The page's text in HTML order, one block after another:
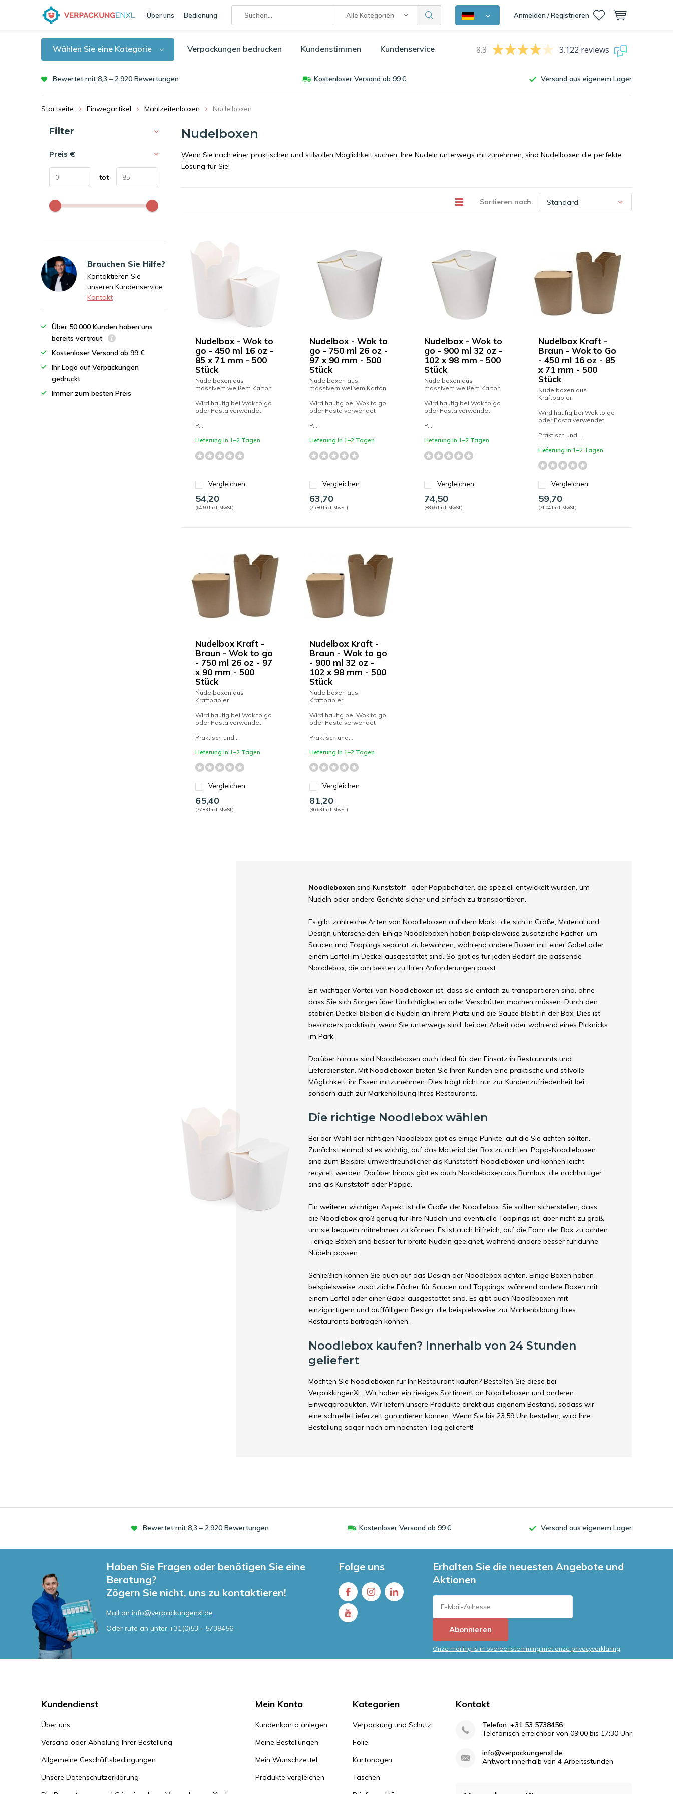
Über uns Bedienung Alle Kategorien Anmelden / Registrieren
Wählen Sie eine Kategorie Verpackungen bedrucken Kundenstimmen Kundenservice 8.3 3.122 reviews
Bewertet mit 8,3 – 2.920 Bewertungen Kostenloser Versand ab 99 € Versand aus eigenem Lager
Startseite Einwegartikel Mahlzeitenboxen Nudelboxen
Nudelboxen
Wenn Sie nach einer praktischen und stilvollen Möglichkeit suchen, Ihre Nudeln unterwegs mitzunehmen, sind Nudelboxen die perfekte
Lösung für Sie!
Sortieren nach:
Nudelbox - Wok to
go - 450 ml 16 oz -
85 x 71 mm - 500
Stück
Nudelboxen aus
massivem weißem Karton
Wird häufig bei Wok to go
oder Pasta verwendet
P...
Lieferung in 1–2 Tagen
Vergleichen
54,20
(64,50 Inkl. MwSt.)
Nudelbox - Wok to
go - 750 ml 26 oz -
97 x 90 mm - 500
Stück
Nudelboxen aus
massivem weißem Karton
Wird häufig bei Wok to go
oder Pasta verwendet
P...
Lieferung in 1–2 Tagen
Vergleichen
63,70
(75,80 Inkl. MwSt.)
Nudelbox - Wok to
go - 900 ml 32 oz -
102 x 98 mm - 500
Stück
Nudelboxen aus
massivem weißem Karton
Wird häufig bei Wok to go
oder Pasta verwendet
P...
Lieferung in 1–2 Tagen
Vergleichen
74,50
(88,66 Inkl. MwSt.)
Nudelbox Kraft -
Braun - Wok to Go
- 450 ml 16 oz - 85
x 71 mm - 500
Stück
Nudelboxen aus
Kraftpapier
Wird häufig bei Wok to go
oder Pasta verwendet
Praktisch und...
Lieferung in 1–2 Tagen
Vergleichen
59,70
(71,04 Inkl. MwSt.)
Nudelbox Kraft -
Braun - Wok to go
- 750 ml 26 oz - 97
x 90 mm - 500
Stück
Nudelboxen aus
Kraftpapier
Wird häufig bei Wok to go
oder Pasta verwendet
Praktisch und...
Lieferung in 1–2 Tagen
Vergleichen
65,40
(77,83 Inkl. MwSt.)
Nudelbox Kraft -
Braun - Wok to go
- 900 ml 32 oz -
102 x 98 mm - 500
Stück
Nudelboxen aus
Kraftpapier
Wird häufig bei Wok to go
oder Pasta verwendet
Praktisch und...
Lieferung in 1–2 Tagen
Vergleichen
81,20
(96,63 Inkl. MwSt.)
Noodleboxen sind Kunststoff- oder Pappbehälter, die speziell entwickelt wurden, um
Nudeln oder andere Gerichte sicher und einfach zu transportieren.
Es gibt zahlreiche Arten von Noodleboxen auf dem Markt, die sich in Größe, Material und
Design unterscheiden. Einige Noodleboxen haben beispielsweise zusätzliche Fächer, um
Saucen und Toppings separat zu bewahren, während andere Boxen mit einer Gabel oder
einem Löffel im Deckel ausgestattet sind. So gibt es für jeden Bedarf die passende
Noodlebox, die am besten zu Ihren Anforderungen passt.
Ein wichtiger Vorteil von Noodleboxen ist, dass sie einfach zu transportieren sind, ohne
dass Sie sich Sorgen über Undichtigkeiten oder Verschütten machen müssen. Durch den
stabilen Deckel bleiben die Nudeln an ihrem Platz und die Sauce bleibt in der Box. Dies ist
besonders praktisch, wenn Sie unterwegs sind, bei der Arbeit oder während eines Picknicks
im Park.
Darüber hinaus sind Noodleboxen auch ideal für den Einsatz in Restaurants und
Lieferdiensten. Mit Noodleboxen bieten Sie Ihren Kunden eine praktische und stilvolle
Möglichkeit, ihr Essen mitzunehmen. Dies trägt nicht nur zur Kundenzufriedenheit bei,
sondern auch zur Markenbildung Ihres Restaurants.
Die richtige Noodlebox wählen
Bei der Wahl der richtigen Noodlebox gibt es einige Punkte, auf die Sie achten sollten.
Zunächst einmal ist es wichtig, auf das Material der Box zu achten. Papp-Noodleboxen
sind zum Beispiel umweltfreundlicher als Kunststoff-Noodleboxen und können leicht
recycelt werden. Darüber hinaus gibt es auch Noodleboxen aus Bambus, die nachhaltiger
sind als Kunststoff oder Pappe.
Ein weiterer wichtiger Aspekt ist die Größe der Noodlebox. Sie sollten sicherstellen, dass
die Noodlebox groß genug für Ihre Nudeln und eventuelle Toppings ist, aber nicht zu groß,
um sie bequem mitnehmen zu können. Es ist auch hilfreich, auf die Form der Box zu achten
– einige Boxen sind besser für breite Nudeln geeignet, während andere besser für dünne
Nudeln passen.
Schließlich können Sie auch auf das Design der Noodlebox achten. Einige Boxen haben
beispielsweise zusätzliche Fächer für Saucen und Toppings, während andere Boxen mit
einem Löffel oder einer Gabel ausgestattet sind. Es gibt auch Noodleboxen mit
einzigartigem und auffälligem Design, die beispielsweise zur Markenbildung Ihres
Restaurants beitragen können.
Noodlebox kaufen? Innerhalb von 24 Stunden
geliefert
Möchten Sie Noodleboxen für Ihr Restaurant kaufen? Bestellen Sie diese bei
VerpakkingenXL. Wir haben ein riesiges Sortiment an Noodleboxen und anderen
Einwegprodukten. Wir liefern unsere Produkte direkt aus eigenem Bestand, sodass wir
eine schnelle Lieferzeit garantieren können. Wenn Sie bis 23:59 Uhr bestellen, wird Ihre
Bestellung sogar noch am nächsten Tag geliefert!
Sortieren nach:
Filter
Preis €
tot
Brauchen Sie Hilfe?
Kontaktieren Sie
unseren Kundenservice
Kontakt
Über 50.000 Kunden haben uns
bereits vertraut
Kostenloser Versand ab 99 €
Ihr Logo auf Verpackungen
gedruckt
Immer zum besten Preis
Bewertet mit 8,3 – 2.920 Bewertungen Kostenloser Versand ab 99 € Versand aus eigenem Lager
Haben Sie Fragen oder benötigen Sie eine
Beratung?
Zögern Sie nicht, uns zu kontaktieren!
Mail an info@verpackungenxl.de
Oder rufe an unter +31(0)53 - 5738456
Folge uns
Erhalten Sie die neuesten Angebote und
Aktionen
Abonnieren
Onze mailing is in overeenstemming met onze privacyverklaring
Kundendienst
Über uns
Versand oder Abholung Ihrer Bestellung
Allgemeine Geschäftsbedingungen
Unsere Datenschutzerklärung
Mein Konto
Kundenkonto anlegen
Meine Bestellungen
Mein Wunschzettel
Produkte vergleichen
Kategorien
Verpackung und Schutz
Folie
Kartonagen
Taschen
Kontakt
Telefon: +31 53 5738456
Telefonisch erreichbar von 09:00 bis 17:30 Uhr
info@verpackungenxl.de
Antwort innerhalb von 4 Arbeitsstunden